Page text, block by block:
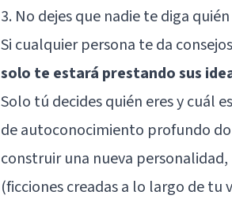
3. No dejes que nadie te diga
Si cualquier persona te da
solo te estará prestando sus
Solo tú decides quién eres y cuál
de autoconocimiento profundo
construir una nueva
(ficciones creadas a lo largo de tu